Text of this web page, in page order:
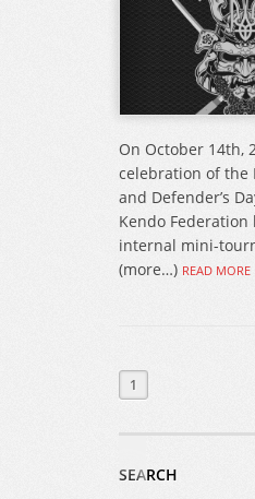
On October 14th,
celebration of the
and Defender’s
Kendo Federation
internal mini-
(more…) READ
1
SEARCH